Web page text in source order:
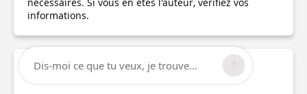
informations.
Dis-moi ce que tu veux, je trouve...